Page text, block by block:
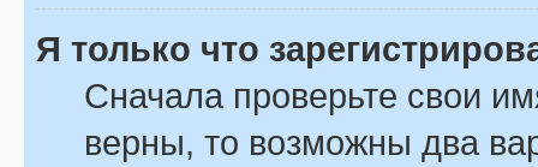
Я только что
Сначала проверьте свои
верны, то возможны два